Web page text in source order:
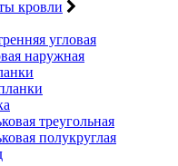
кровли
угловая
наружная
треугольная
полукруглая